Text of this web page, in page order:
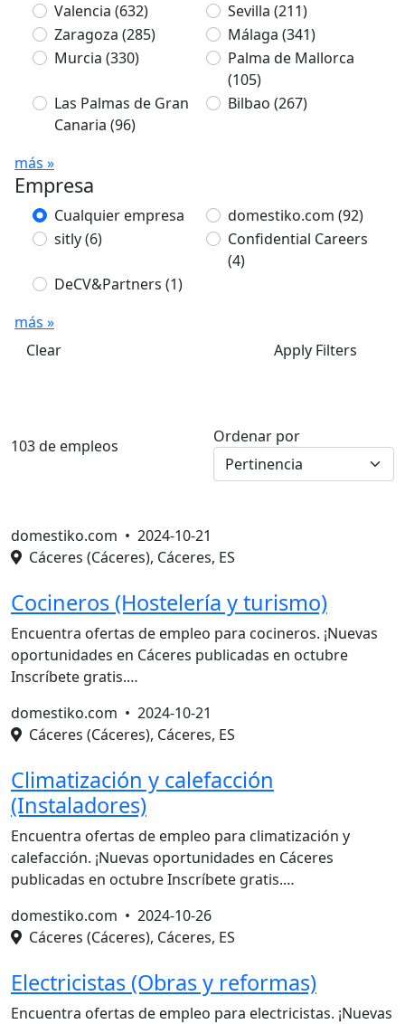
Valencia (632) Sevilla (211)
Zaragoza (285) Málaga (341)
Murcia (330)
Palma de Mallorca
(105)
Las Palmas de Gran
Canaria (96)
Bilbao (267)
más »
Empresa
Cualquier empresa domestiko.com (92)
sitly(6)
Confidential Careers
(4)
DeCV&Partners (1)
más »
Clear
Apply Filters
103 de empleos Ordenar por
domestiko.com • 2024-10-21
Cáceres (Cáceres), Cáceres, ES
Cocineros (Hostelería y turismo)
Encuentra ofertas de empleo para cocineros. ¡Nuevas
oportunidades en Cáceres publicadas en octubre
Inscríbete gratis.…
domestiko.com • 2024-10-21
Cáceres (Cáceres), Cáceres, ES
Climatización y calefacción
(Instaladores)
Encuentra ofertas de empleo para climatización y
calefacción. ¡Nuevas oportunidades en Cáceres
publicadas en octubre Inscríbete gratis.…
domestiko.com • 2024-10-26
Cáceres (Cáceres), Cáceres, ES
Electricistas (Obras y reformas)
Encuentra ofertas de empleo para electricistas. ¡Nuevas